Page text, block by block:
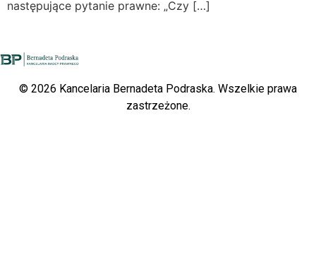
następujące pytanie prawne: „Czy […]
© 2026 Kancelaria Bernadeta Podraska. Wszelkie prawa
zastrzeżone.